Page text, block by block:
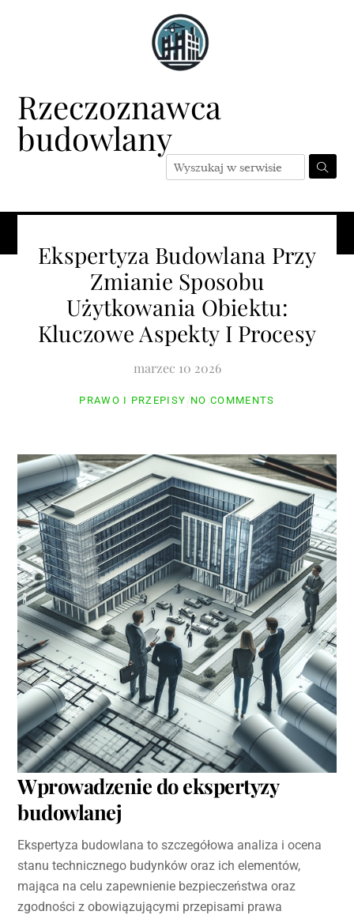
Rzeczoznawca
budowlany
Ekspertyza Budowlana Przy
Zmianie Sposobu
Użytkowania Obiektu:
Kluczowe Aspekty I Procesy
marzec 10 2026
PRAWO I PRZEPISY NO COMMENTS
Wprowadzenie do ekspertyzy
budowlanej
Ekspertyza budowlana to szczegółowa analiza i ocena
stanu technicznego budynków oraz ich elementów,
mająca na celu zapewnienie bezpieczeństwa oraz
zgodności z obowiązującymi przepisami prawa